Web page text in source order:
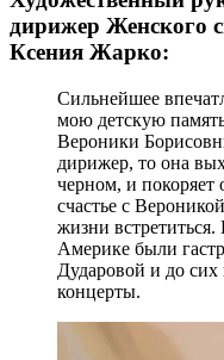
дирижер Женского
Ксения Жарко:
Сильнейшее
мою детскую
Вероники
дирижер, то она
черном, и покоряет
счастье с
жизни
Америке были
Дударовой и до сих
концерты.